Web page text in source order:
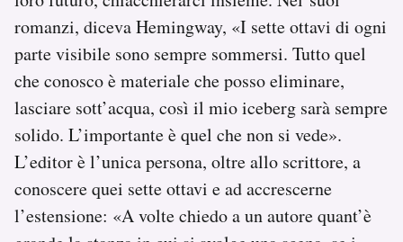
romanzi, diceva Hemingway, «I sette ottavi di ogni
parte visibile sono sempre sommersi. Tutto quel
che conosco è materiale che posso eliminare,
lasciare sott’acqua, così il mio iceberg sarà sempre
solido. L’importante è quel che non si vede».
L’editor è l’unica persona, oltre allo scrittore, a
conoscere quei sette ottavi e ad accrescerne
l’estensione: «A volte chiedo a un autore quant’è